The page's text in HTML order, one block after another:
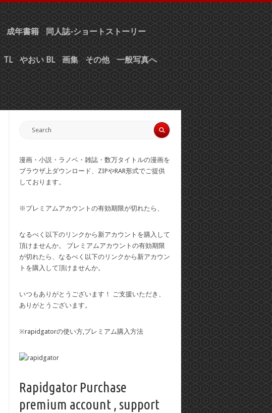
成年書籍 同人誌-ショートストーリー
TL やおい BL 画集 その他 一般写真へ
漫画・小説・ラノベ・雑誌・数万タイトルの漫画を
ブラウザ上ダウンロード、ZIPやRAR形式でご提供
しております。
※プレミアムアカウントの有効期限が切れたら、
なるべく以下のリンクから新アカウントを購入して
頂けませんか。 プレミアムアカウントの有効期限
が切れたら、なるべく以下のリンクから新アカウン
トを購入して頂けませんか。
いつもありがとうございます！ ご支援いただき、
ありがとうございます。
※rapidgatorの使い方,プレミアム購入方法
Rapidgator Purchase
premium account , support